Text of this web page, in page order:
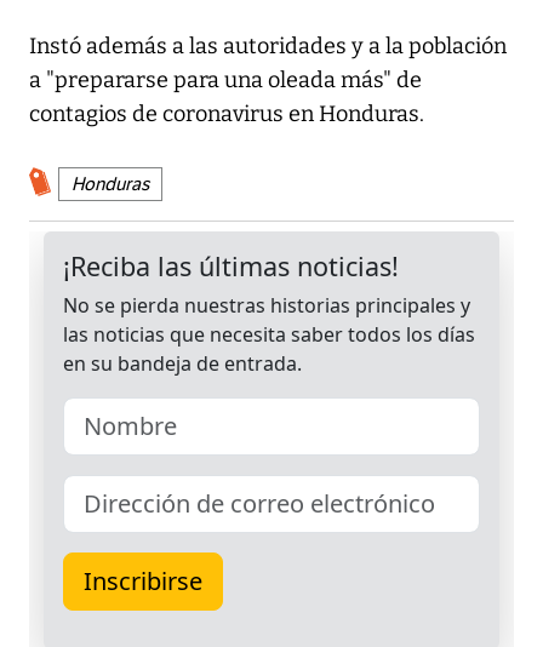
Instó además a las autoridades y a la población
a "prepararse para una oleada más" de
contagios de coronavirus en Honduras.
Honduras